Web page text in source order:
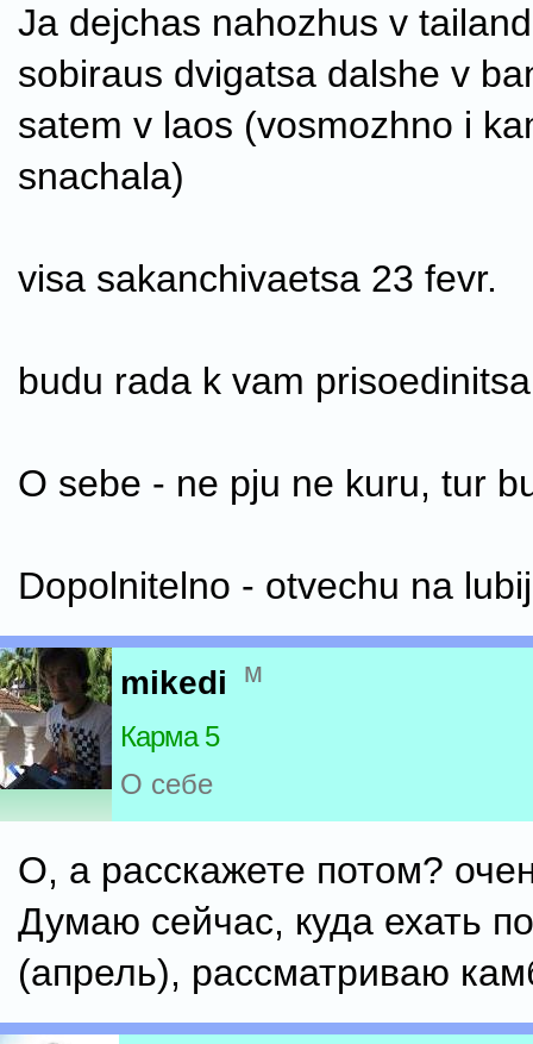
Ja dejchas nahozhus v
sobiraus dvigatsa dalshe v
satem v laos (vosmozhno i
snachala)
visa sakanchivaetsa 23 fevr.
budu rada k vam
O sebe - ne pju ne kuru, tur
Dopolnitelno - otvechu na
mikedi м
Карма 5
О себе
О, а расскажете потом?
Думаю сейчас, куда ехать
(апрель), рассматриваю